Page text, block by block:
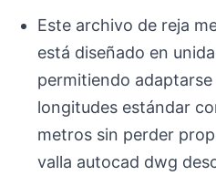
Este archivo de reja
está diseñado en
permitiendo
longitudes estándar
metros sin perder
valla autocad dwg